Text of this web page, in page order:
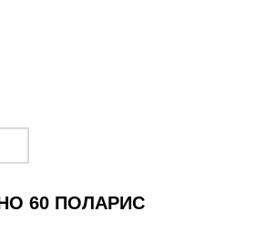
60 ПОЛАРИС